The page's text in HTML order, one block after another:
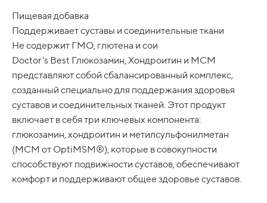
Пищевая добавка
Поддерживает суставы и соединительные ткани
Не содержит ГМО, глютена и сои
Doctor's Best Глюкозамин, Хондроитин и МСМ
представляют собой сбалансированный комплекс,
созданный специально для поддержания здоровья
суставов и соединительных тканей. Этот продукт
включает в себя три ключевых компонента:
глюкозамин, хондроитин и метилсульфонилметан
(МСМ от OptiMSM®), которые в совокупности
способствуют подвижности суставов, обеспечивают
комфорт и поддерживают общее здоровье суставов.